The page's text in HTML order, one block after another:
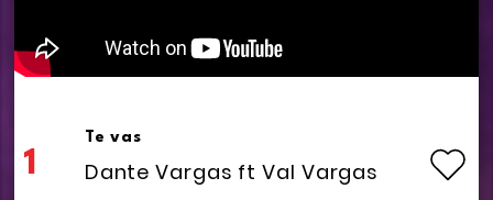
1
Te vas
Dante Vargas ft Val Vargas